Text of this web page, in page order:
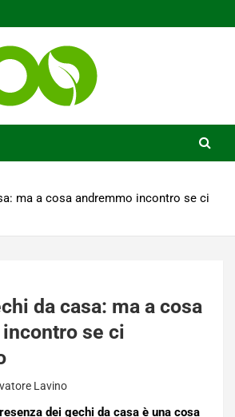
ma a cosa andremmo incontro se ci
da casa: ma a cosa
se ci
Lavino
dei gechi da casa è una cosa